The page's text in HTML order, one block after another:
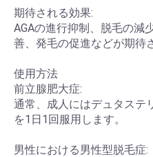
期待される効果:
AGAの進行抑制、脱毛の減
善、発毛の促進などが期待
使用方法
前立腺肥大症:
通常、成人にはデュタステ
を1日1回服用します。
男性における男性型脱毛症: